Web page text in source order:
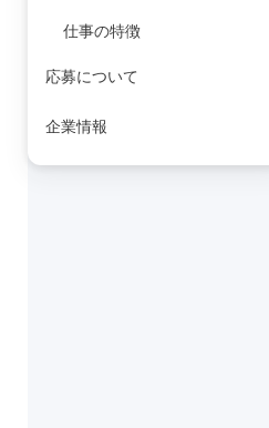
仕事の特徴
応募について
企業情報